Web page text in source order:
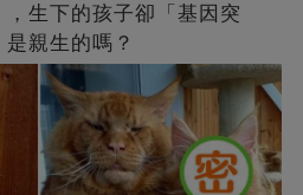
生下的孩子卻「基因突
親生的嗎？